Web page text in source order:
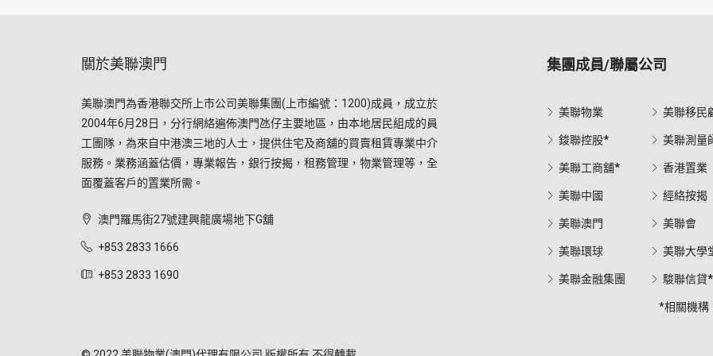
關於美聯澳門
美聯澳門為香港聯交所上市公司美聯集團(上市編號：1200)成員，成立於
2004年6月28日，分行網絡遍佈澳門氹仔主要地區，由本地居民組成的員
工團隊，為來自中港澳三地的人士，提供住宅及商舖的買賣租賃專業中介
服務。業務涵蓋估價，專業報告，銀行按揭，租務管理，物業管理等，全
面覆蓋客戶的置業所需。
澳門羅馬街27號建興龍廣場地下G舖
+853 2833 1666
+853 2833 1690
集團成員/聯屬公司
美聯物業
鋑聯控股*
美聯工商舖*
美聯中國
美聯澳門
美聯環球
美聯金融集團
美聯移民
美聯測量
香港置業
經絡按揭
美聯會
美聯大學
駿聯信貸*
*相關機構